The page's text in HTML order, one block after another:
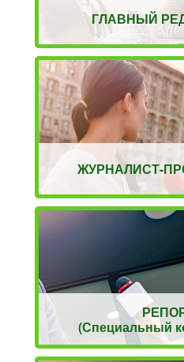
ГЛАВНЫЙ
ЖУРНАЛИСТ-
(Специальный